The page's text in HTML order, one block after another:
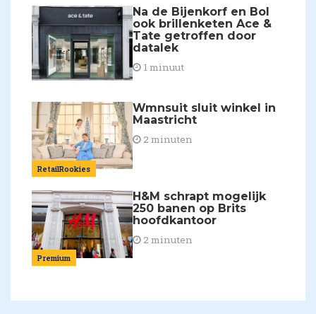
Na de Bijenkorf en Bol
ook brillenketen Ace &
Tate getroffen door
datalek
1 minuut
RetailRookies
Wmnsuit sluit winkel in
Maastricht
2 minuten
Premium
H&M schrapt mogelijk
250 banen op Brits
hoofdkantoor
2 minuten